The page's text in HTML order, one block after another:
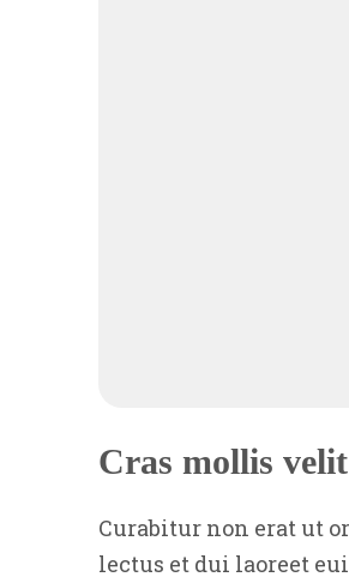
Cras mollis
Curabitur non erat ut
lectus et dui laoreet